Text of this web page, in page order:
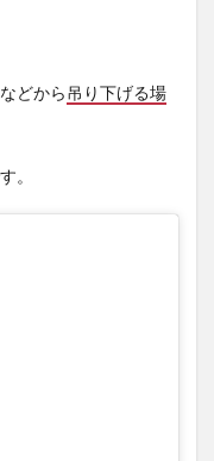
どから吊り下げる場
。